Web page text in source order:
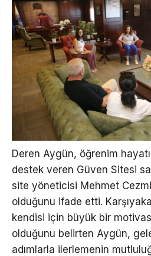
Deren Aygün, öğrenim
destek veren Güven Sitesi
site yöneticisi Mehmet
olduğunu ifade etti.
kendisi için büyük bir
olduğunu belirten Aygün,
adımlarla ilerlemenin